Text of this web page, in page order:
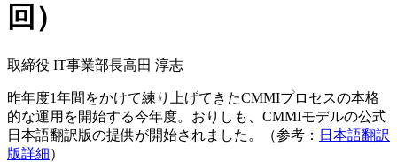
回）
取締役 IT事業部長高田 淳志
昨年度1年間をかけて練り上げてきたCMMIプロセスの本格
的な運用を開始する今年度。おりしも、CMMIモデルの公式
日本語翻訳版の提供が開始されました。（参考： 日本語翻訳
版詳細）